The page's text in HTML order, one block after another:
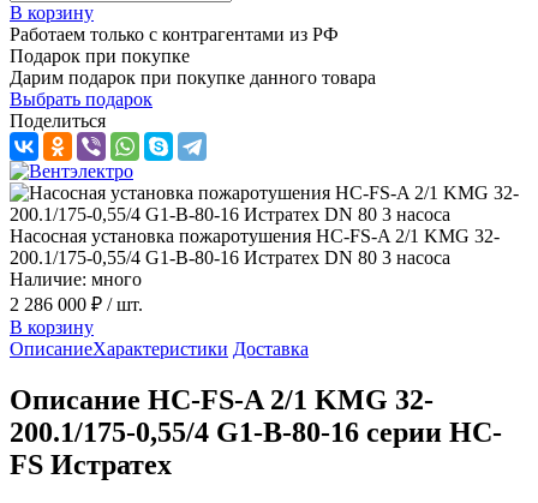
В корзину
Работаем только с контрагентами из РФ
Подарок при покупке
Дарим подарок при покупке данного товара
Выбрать подарок
Поделиться
Насосная установка пожаротушения HC-FS-A 2/1 KMG 32-
200.1/175-0,55/4 G1-B-80-16 Истратех DN 80 3 насоса
Наличие: много
2 286 000 ₽ / шт.
В корзину
ОписаниеХарактеристики Доставка
Описание HC-FS-A 2/1 KMG 32-
200.1/175-0,55/4 G1-B-80-16 серии HC-
FS Истратех